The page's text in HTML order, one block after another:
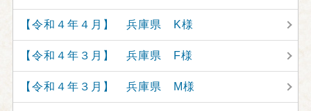
【令和４年４月】 兵庫県 K様
【令和４年３月】 兵庫県 F様
【令和４年３月】 兵庫県 M様